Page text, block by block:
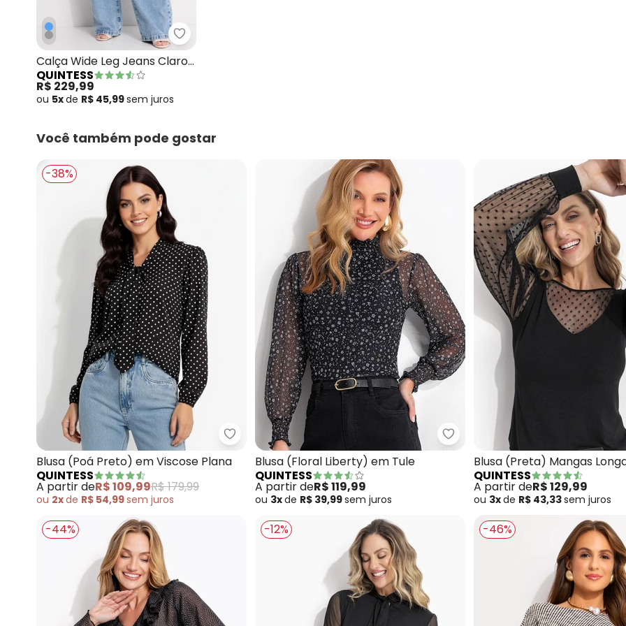
Quintess - Calça Wide Leg Jeans Claro em Jeans
Calça Wide Leg Jeans Claro
em Jeans
QUINTESS
R$ 229,99
ou 5xde R$ 45,99sem juros
Você também pode gostar
-38%
Quintess - Blusa (Poá Preto) em Viscose Plana
Blusa (Poá Preto) em Viscose Plana
QUINTESS
A partir deR$ 109,99R$ 179,99
ou 2xde R$ 54,99sem juros
Quintess - Blusa (Floral Liberty)
Blusa (Floral Liberty) em Tule
QUINTESS
A partir deR$ 119,99
ou 3xde R$ 39,99sem juros
Blusa (Preta) Mangas
Transparência
QUINTESS
A partir deR$ 129,99
ou 3xde R$ 43,33sem juros
-44% -12% -46%